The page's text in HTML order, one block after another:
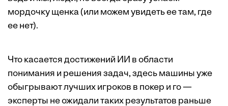
мордочку щенка (или можем увидеть ее там, где
ее нет).
Что касается достижений ИИ в области
понимания и решения задач, здесь машины уже
обыгрывают лучших игроков в покер и го —
эксперты не ожидали таких результатов раньше